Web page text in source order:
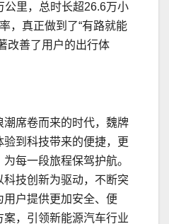
公里，总时长超26.6万小
，真正做到了“有路就能
改善了用户的出行体
潮席卷而来的时代，魏牌
到科技带来的便捷，更
每一段旅程保驾护航。
技创新为驱动，不断突
户提供更加安全、便
，引领新能源汽车行业